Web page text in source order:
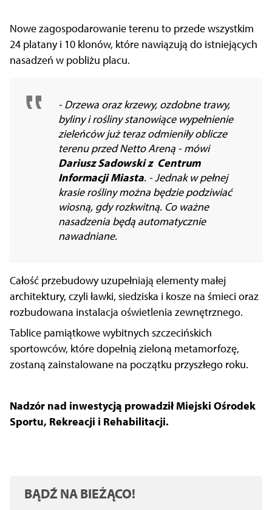
Nowe zagospodarowanie terenu to przede wszystkim
24 platany i 10 klonów, które nawiązują do istniejących
nasadzeń w pobliżu placu.
- Drzewa oraz krzewy, ozdobne trawy,
byliny i rośliny stanowiące wypełnienie
zieleńców już teraz odmieniły oblicze
terenu przed Netto Areną - mówi
Dariusz Sadowski z Centrum
Informacji Miasta. - Jednak w pełnej
krasie rośliny można będzie podziwiać
wiosną, gdy rozkwitną. Co ważne
nasadzenia będą automatycznie
nawadniane.
Całość przebudowy uzupełniają elementy małej
architektury, czyli ławki, siedziska i kosze na śmieci oraz
rozbudowana instalacja oświetlenia zewnętrznego.
Tablice pamiątkowe wybitnych szczecińskich
sportowców, które dopełnią zieloną metamorfozę,
zostaną zainstalowane na początku przyszłego roku.
Nadzór nad inwestycją prowadził Miejski Ośrodek
Sportu, Rekreacji i Rehabilitacji.
BĄDŹ NA BIEŻĄCO!